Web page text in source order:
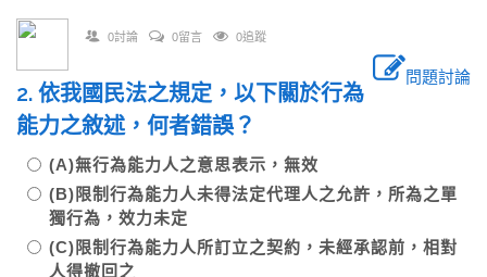
0討論 0留言 0追蹤
問題討論
2. 依我國民法之規定，以下關於行為
能力之敘述，何者錯誤？
(A)無行為能力人之意思表示，無效
(B)限制行為能力人未得法定代理人之允許，所為之單
獨行為，效力未定
(C)限制行為能力人所訂立之契約，未經承認前，相對
人得撤回之